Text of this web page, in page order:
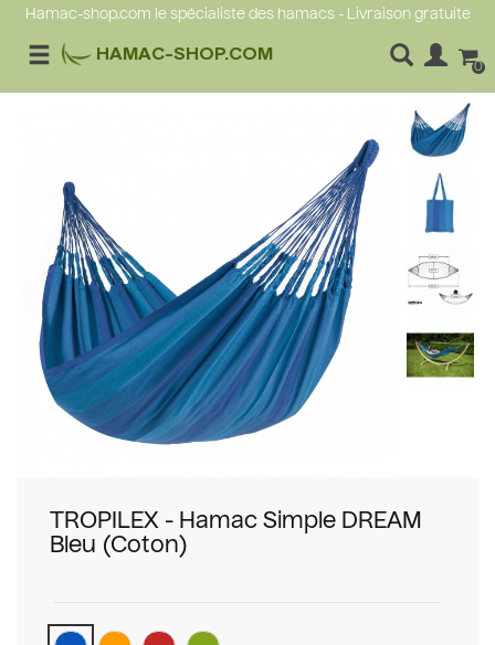
Hamac-shop.com le spécialiste des hamacs - Livraison gratuite
HAMAC-SHOP.COM
0
TROPILEX - Hamac Simple DREAM
Bleu (Coton)